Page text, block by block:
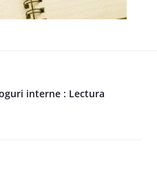
interne : Lectura